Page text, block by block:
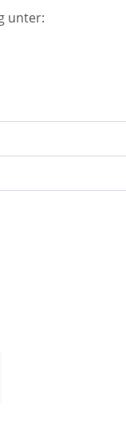
unter: